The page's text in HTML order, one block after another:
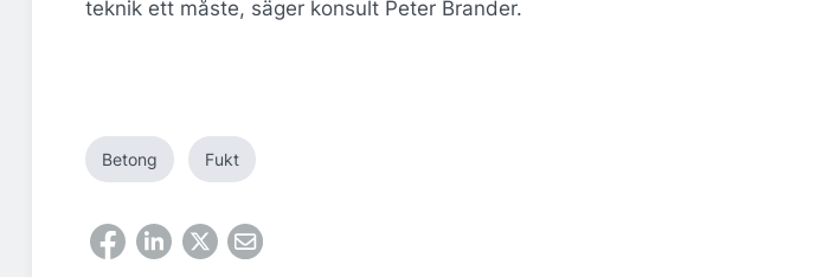
teknik ett måste, säger konsult Peter Brander.
Betong Fukt